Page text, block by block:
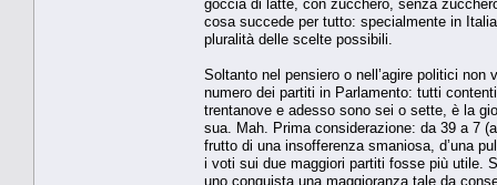
goccia di latte, con zucchero, senza
cosa succede per tutto: specialmente in
pluralità delle scelte possibili.
Soltanto nel pensiero o nell’agire politici
numero dei partiti in Parlamento: tutti
trentanove e adesso sono sei o sette, è la
sua. Mah. Prima considerazione: da 39 a 7
frutto di una insofferenza smaniosa, d’una
i voti sui due maggiori partiti fosse più utile.
uno conquista una maggioranza tale da